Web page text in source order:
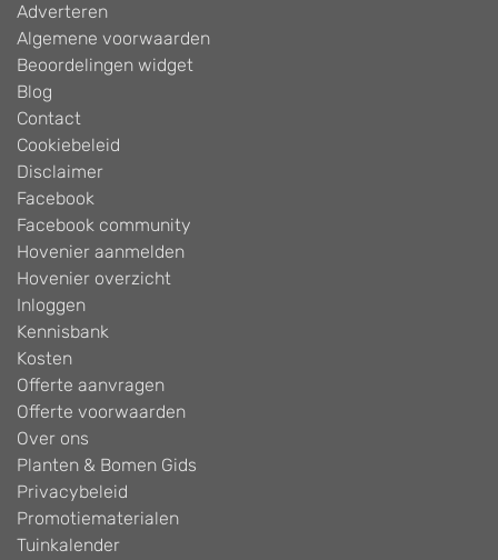
Adverteren
Algemene voorwaarden
Beoordelingen widget
Blog
Contact
Cookiebeleid
Disclaimer
Facebook
Facebook community
Hovenier aanmelden
Hovenier overzicht
Inloggen
Kennisbank
Kosten
Offerte aanvragen
Offerte voorwaarden
Over ons
Planten & Bomen Gids
Privacybeleid
Promotiematerialen
Tuinkalender